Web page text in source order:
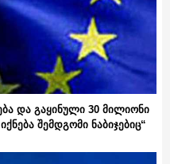
და გაყინული 30 მილიონი
შემდგომი ნაბიჯებიც“